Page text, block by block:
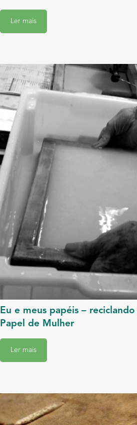
Ler mais
Eu e meus papéis –
Papel de Mulher
Ler mais